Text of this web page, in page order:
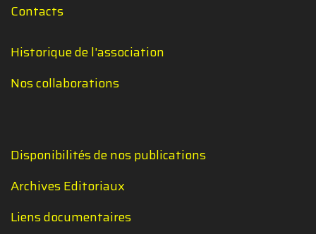
Contacts
Historique de l'association
Nos collaborations
Disponibilités de nos publications
Archives Editoriaux
Liens documentaires